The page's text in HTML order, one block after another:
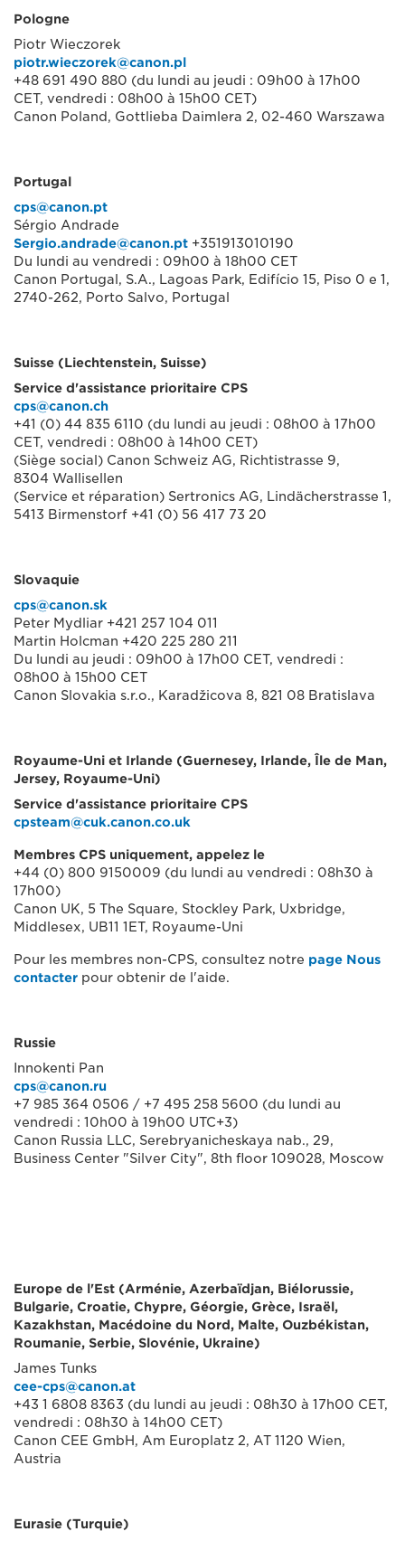
Pologne
Piotr Wieczorek
piotr.wieczorek@canon.pl
+48 691 490 880 (du lundi au jeudi : 09h00 à 17h00
CET, vendredi : 08h00 à 15h00 CET)
Canon Poland, Gottlieba Daimlera 2, 02-460 Warszawa
Portugal
cps@canon.pt
Sérgio Andrade
Sergio.andrade@canon.pt +351913010190
Du lundi au vendredi : 09h00 à 18h00 CET
Canon Portugal, S.A., Lagoas Park, Edifício 15, Piso 0 e 1,
2740-262, Porto Salvo, Portugal
Suisse (Liechtenstein, Suisse)
Service d'assistance prioritaire CPS
cps@canon.ch
+41 (0) 44 835 6110 (du lundi au jeudi : 08h00 à 17h00
CET, vendredi : 08h00 à 14h00 CET)
(Siège social) Canon Schweiz AG, Richtistrasse 9,
8304 Wallisellen
(Service et réparation) Sertronics AG, Lindächerstrasse 1,
5413 Birmenstorf +41 (0) 56 417 73 20
Slovaquie
cps@canon.sk
Peter Mydliar +421 257 104 011
Martin Holcman +420 225 280 211
Du lundi au jeudi : 09h00 à 17h00 CET, vendredi :
08h00 à 15h00 CET
Canon Slovakia s.r.o., Karadžicova 8, 821 08 Bratislava
Royaume-Uni et Irlande (Guernesey, Irlande, Île de Man,
Jersey, Royaume-Uni)
Service d'assistance prioritaire CPS
cpsteam@cuk.canon.co.uk
Membres CPS uniquement, appelez le
+44 (0) 800 9150009 (du lundi au vendredi : 08h30 à
17h00)
Canon UK, 5 The Square, Stockley Park, Uxbridge,
Middlesex, UB11 1ET, Royaume-Uni
Pour les membres non-CPS, consultez notre page Nous
contacter pour obtenir de l'aide.
Russie
Innokenti Pan
cps@canon.ru
+7 985 364 0506 / +7 495 258 5600 (du lundi au
vendredi : 10h00 à 19h00 UTC+3)
Canon Russia LLC, Serebryanicheskaya nab., 29,
Business Center "Silver City", 8th floor 109028, Moscow
Europe de l'Est (Arménie, Azerbaïdjan, Biélorussie,
Bulgarie, Croatie, Chypre, Géorgie, Grèce, Israël,
Kazakhstan, Macédoine du Nord, Malte, Ouzbékistan,
Roumanie, Serbie, Slovénie, Ukraine)
James Tunks
cee-cps@canon.at
+43 1 6808 8363 (du lundi au jeudi : 08h30 à 17h00 CET,
vendredi : 08h30 à 14h00 CET)
Canon CEE GmbH, Am Europlatz 2, AT 1120 Wien,
Austria
Eurasie (Turquie)